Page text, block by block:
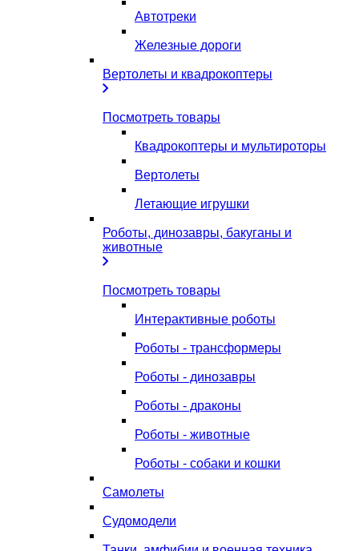
Автотреки
Железные дороги
Вертолеты и квадрокоптеры
Посмотреть товары
Квадрокоптеры и мультироторы
Вертолеты
Летающие игрушки
Роботы, динозавры, бакуганы и
животные
Посмотреть товары
Интерактивные роботы
Роботы - трансформеры
Роботы - динозавры
Роботы - драконы
Роботы - животные
Роботы - собаки и кошки
Самолеты
Судомодели